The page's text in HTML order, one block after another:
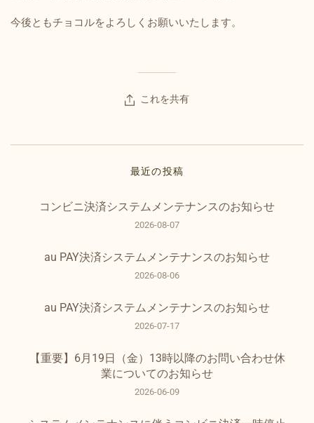
これを共有
今後ともチョコルをよろしくお願いいたします。
最近の投稿
コンビニ決済システムメンテナンスのお知らせ
2026-08-07
au PAY決済システムメンテナンスのお知らせ
2026-08-06
au PAY決済システムメンテナンスのお知らせ
2026-07-17
【重要】6月19日（金）13時以降のお問い合わせ休
業についてのお知らせ
2026-06-09